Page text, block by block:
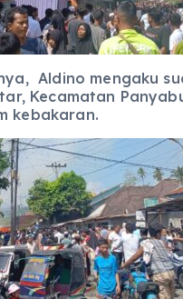
Aldino mengaku
Kecamatan
kebakaran.